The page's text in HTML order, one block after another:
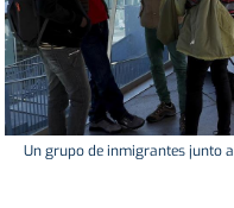
Un grupo de inmigrantes junto